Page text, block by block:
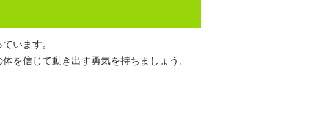
います。
を信じて動き出す勇気を持ちましょう。